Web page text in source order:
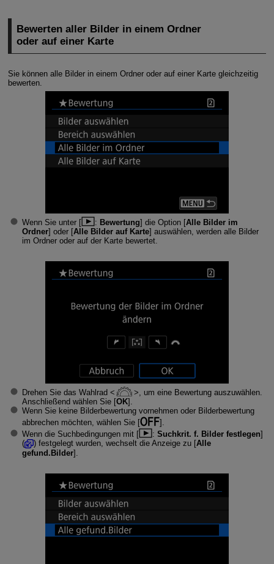
Bewerten aller Bilder in einem Ordner
oder auf einer Karte
Sie können alle Bilder in einem Ordner oder auf einer Karte gleichzeitig
bewerten.
Wenn Sie unter [ : Bewertung] die Option [Alle Bilder im
Ordner] oder [Alle Bilder auf Karte] auswählen, werden alle Bilder
im Ordner oder auf der Karte bewertet.
Drehen Sie das Wahlrad
, um eine Bewertung auszuwählen.
Anschließend wählen Sie [OK].
Wenn Sie keine Bilderbewertung vornehmen oder Bilderbewertung
abbrechen möchten, wählen Sie [
].
Wenn die Suchbedingungen mit [
: Suchkrit. f. Bilder festlegen]
(
) festgelegt wurden, wechselt die Anzeige zu [Alle
gefund.Bilder].